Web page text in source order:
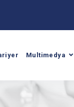
Multimedya